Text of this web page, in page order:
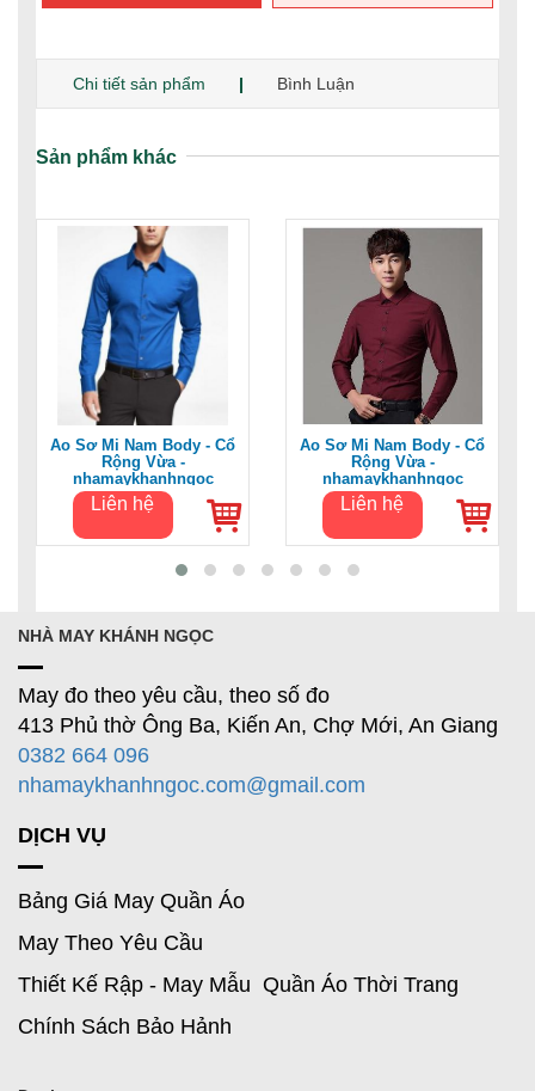
Chi tiết sản phẩm Bình Luận
Sản phẩm khác
Áo Sơ Mi Nam Body - Cổ
Rộng Vừa -
nhamaykhanhngoc
Liên hệ
Áo Sơ Mi Nam Body - Cổ
Rộng Vừa -
nhamaykhanhngoc
Liên hệ
NHÀ MAY KHÁNH NGỌC
May đo theo yêu cầu, theo số đo
413 Phủ thờ Ông Ba, Kiến An, Chợ Mới, An Giang
0382 664 096
nhamaykhanhngoc.com@gmail.com
DỊCH VỤ
Bảng Giá May Quần Áo
May Theo Yêu Cầu
Thiết Kế Rập - May Mẫu Quần Áo Thời Trang
Chính Sách Bảo Hảnh